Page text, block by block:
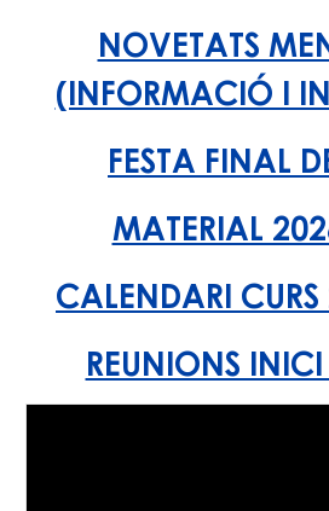
NOVETATS
(INFORMACIÓ I
FESTA FINAL
MATERIAL
CALENDARI
REUNIONS INICI